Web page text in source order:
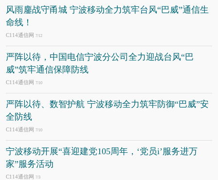
风雨鏖战守甬城 宁波移动全力筑牢台风“巴威”通信生
命线！
C114通信网 7/12
严阵以待，中国电信宁波分公司全力迎战台风“巴
威”筑牢通信保障防线
C114通信网 7/10
严阵以待、数智护航 宁波移动全力筑牢防御“巴威”安
全防线
C114通信网 7/10
宁波移动开展“喜迎建党105周年，‘党员i’服务进万
家”服务活动
C114通信网 7/3